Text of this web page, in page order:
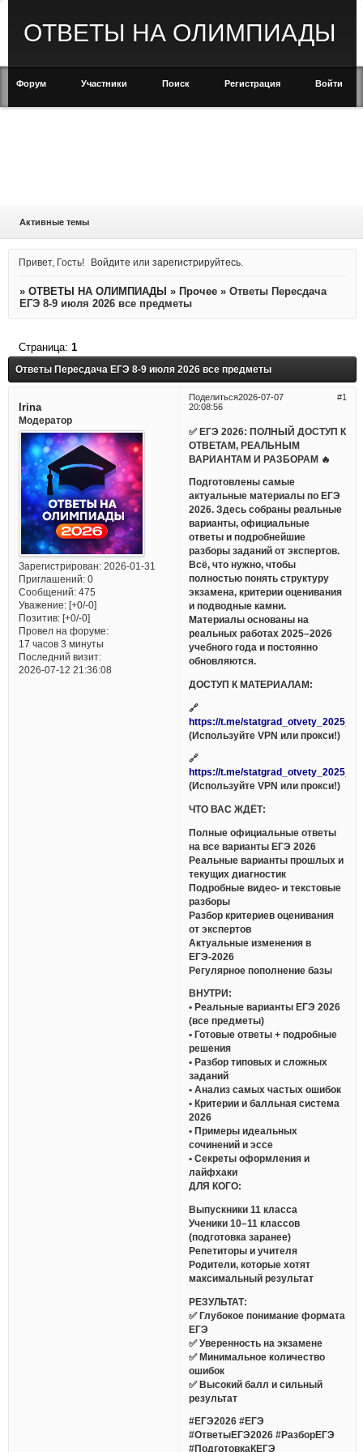
ОТВЕТЫ НА ОЛИМПИАДЫ
Форум Участники Поиск Регистрация Войти
Активные темы
Привет, Гость! Войдите илизарегистрируйтесь
» ОТВЕТЫ НА ОЛИМПИАДЫ » Прочее » Ответы Пересдача
ЕГЭ 8-9 июля 2026 все предметы
Ответы Пересдача ЕГЭ 8-9 июля 2026 все предметы
Страница: 1
Поделиться 1
2026-07-07
20:08:56
Irina
Модератор
Зарегистрирован: 2026-01-31
Приглашений:0
Сообщений:475
Уважение: [+0/-0]
Позитив: [+0/-0]
Провел на форуме:
17 часов 3 минуты
Последний визит:
2026-07-12 21:36:08
✅ ЕГЭ 2026: ПОЛНЫЙ ДОСТУП К
ОТВЕТАМ, РЕАЛЬНЫМ
ВАРИАНТАМ И РАЗБОРАМ 🔥
Подготовлены самые
актуальные материалы по ЕГЭ
2026. Здесь собраны реальные
варианты, официальные
ответы и подробнейшие
разборы заданий от экспертов.
Всё, что нужно, чтобы
полностью понять структуру
экзамена, критерии оценивания
и подводные камни.
Материалы основаны на
реальных работах 2025–2026
учебного года и постоянно
обновляются.
ДОСТУП К МАТЕРИАЛАМ:
🔗
https://t.me/
(Используйте VPN или прокси!)
🔗
https://t.me/
(Используйте VPN или прокси!)
ЧТО ВАС ЖДЁТ:
Полные официальные ответы
на все варианты ЕГЭ 2026
Реальные варианты прошлых и
текущих диагностик
Подробные видео- и текстовые
разборы
Разбор критериев оценивания
от экспертов
Актуальные изменения в
ЕГЭ-2026
Регулярное пополнение базы
ВНУТРИ:
• Реальные варианты ЕГЭ 2026
(все предметы)
• Готовые ответы + подробные
решения
• Разбор типовых и сложных
заданий
• Анализ самых частых ошибок
• Критерии и балльная система
2026
• Примеры идеальных
сочинений и эссе
• Секреты оформления и
лайфхаки
ДЛЯ КОГО:
Выпускники 11 класса
Ученики 10–11 классов
(подготовка заранее)
Репетиторы и учителя
Родители, которые хотят
максимальный результат
РЕЗУЛЬТАТ:
✅ Глубокое понимание формата
ЕГЭ
✅ Уверенность на экзамене
✅ Минимальное количество
ошибок
✅ Высокий балл и сильный
результат
#ЕГЭ2026 #ЕГЭ
#ОтветыЕГЭ2026 #РазборЕГЭ
#ПодготовкаКЕГЭ